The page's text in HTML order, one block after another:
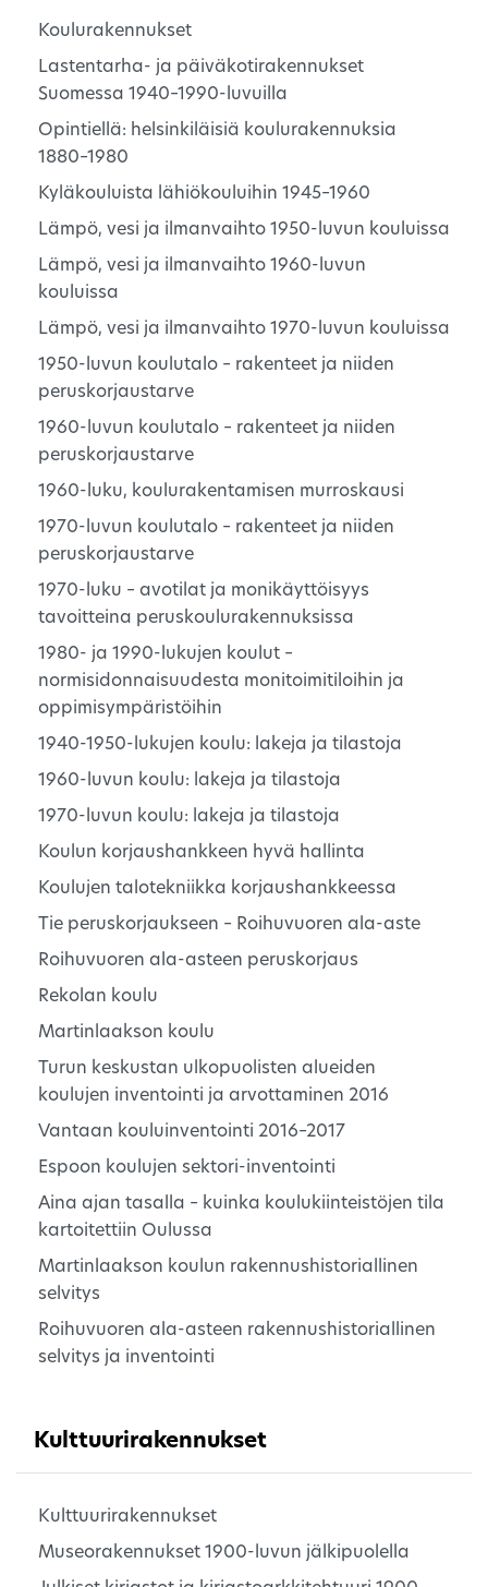
Koulurakennukset
Lastentarha- ja päiväkotirakennukset
Suomessa 1940–1990-luvuilla
Opintiellä: helsinkiläisiä koulurakennuksia
1880–1980
Kyläkouluista lähiökouluihin 1945–1960
Lämpö, vesi ja ilmanvaihto 1950-luvun kouluissa
Lämpö, vesi ja ilmanvaihto 1960-luvun
kouluissa
Lämpö, vesi ja ilmanvaihto 1970-luvun kouluissa
1950-luvun koulutalo – rakenteet ja niiden
peruskorjaustarve
1960-luvun koulutalo – rakenteet ja niiden
peruskorjaustarve
1960-luku, koulurakentamisen murroskausi
1970-luvun koulutalo – rakenteet ja niiden
peruskorjaustarve
1970-luku – avotilat ja monikäyttöisyys
tavoitteina peruskoulurakennuksissa
1980- ja 1990-lukujen koulut –
normisidonnaisuudesta monitoimitiloihin ja
oppimisympäristöihin
1940-1950-lukujen koulu: lakeja ja tilastoja
1960-luvun koulu: lakeja ja tilastoja
1970-luvun koulu: lakeja ja tilastoja
Koulun korjaushankkeen hyvä hallinta
Koulujen talotekniikka korjaushankkeessa
Tie peruskorjaukseen – Roihuvuoren ala-aste
Roihuvuoren ala-asteen peruskorjaus
Rekolan koulu
Martinlaakson koulu
Turun keskustan ulkopuolisten alueiden
koulujen inventointi ja arvottaminen 2016
Vantaan kouluinventointi 2016–2017
Espoon koulujen sektori-inventointi
Aina ajan tasalla – kuinka koulukiinteistöjen tila
kartoitettiin Oulussa
Martinlaakson koulun rakennushistoriallinen
selvitys
Roihuvuoren ala-asteen rakennushistoriallinen
selvitys ja inventointi
Kulttuurirakennukset
Kulttuurirakennukset
Museorakennukset 1900-luvun jälkipuolella